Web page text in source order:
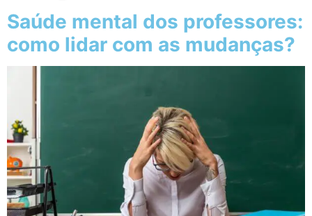
Saúde mental dos professores:
como lidar com as mudanças?